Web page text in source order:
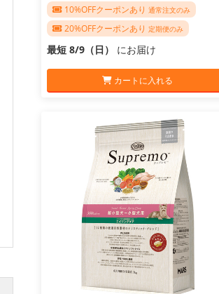
10%OFFクーポンあり 通常注文のみ
20%OFFクーポンあり 定期便のみ
最短 8/9（日） にお届け
カートに入れる